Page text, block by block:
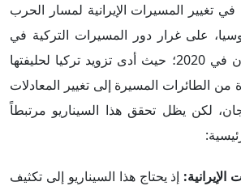
تغيير المسيرات الإيرانية لمسار الحرب
على غرار دور المسيرات التركية في
حرب أرمينيا وأذربيجان في 2020؛ حيث أدى تزويد تركيا لحليفتها
من الطائرات المسيرة إلى تغيير المعادلات
لكن يظل تحقق هذا السيناريو مرتبطاً
إذ يحتاج هذا السيناريو إلى تكثيف